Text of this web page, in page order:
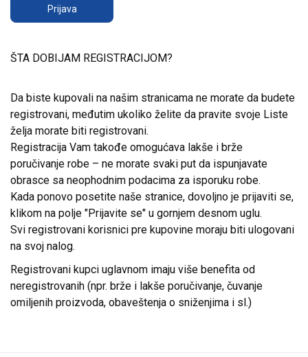
Prijava
ŠTA DOBIJAM REGISTRACIJOM?
Da biste kupovali na našim stranicama ne morate da budete
registrovani, međutim ukoliko želite da pravite svoje Liste
želja morate biti registrovani.
Registracija Vam takođe omogućava lakše i brže
poručivanje robe – ne morate svaki put da ispunjavate
obrasce sa neophodnim podacima za isporuku robe.
Kada ponovo posetite naše stranice, dovoljno je prijaviti se,
klikom na polje "Prijavite se" u gornjem desnom uglu.
Svi registrovani korisnici pre kupovine moraju biti ulogovani
na svoj nalog.
Registrovani kupci uglavnom imaju više benefita od
neregistrovanih (npr. brže i lakše poručivanje, čuvanje
omiljenih proizvoda, obaveštenja o sniženjima i sl.)